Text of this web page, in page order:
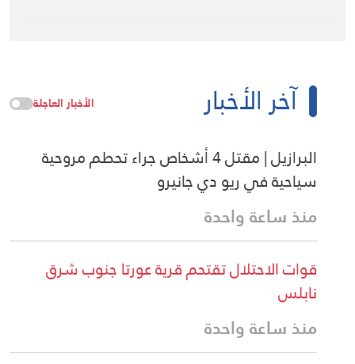
آخر الأخبار الأخبار العاجلة
البرازيل | مقتل 4 أشخاص جراء تحطم مروحية
سياحية في ريو دي جانيرو
منذ ساعة واحدة
قوات الاحتلال تقتحم قرية عورتا جنوب شرق
نابلس
منذ ساعة واحدة